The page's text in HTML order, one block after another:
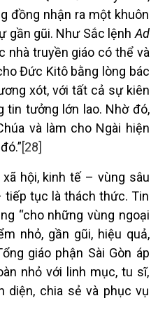
đồng nhận ra một khuôn
gần gũi. Như Sắc lệnhAd
nhà truyền giáo có thể và
Đức Kitô bằng lòng bác
xót, với tất cả sự kiên
tin tưởng lớn lao. Nhờ đó,
và làm cho Ngài hiện
[28]
hội, kinh tế – vùng sâu
tiếp tục là thách thức. Tin
“cho những vùng ngoại
nhỏ, gần gũi, hiệu quả,
giáo phận Sài Gòn áp
nhỏ với linh mục, tu sĩ,
diện, chia sẻ và phục vụ